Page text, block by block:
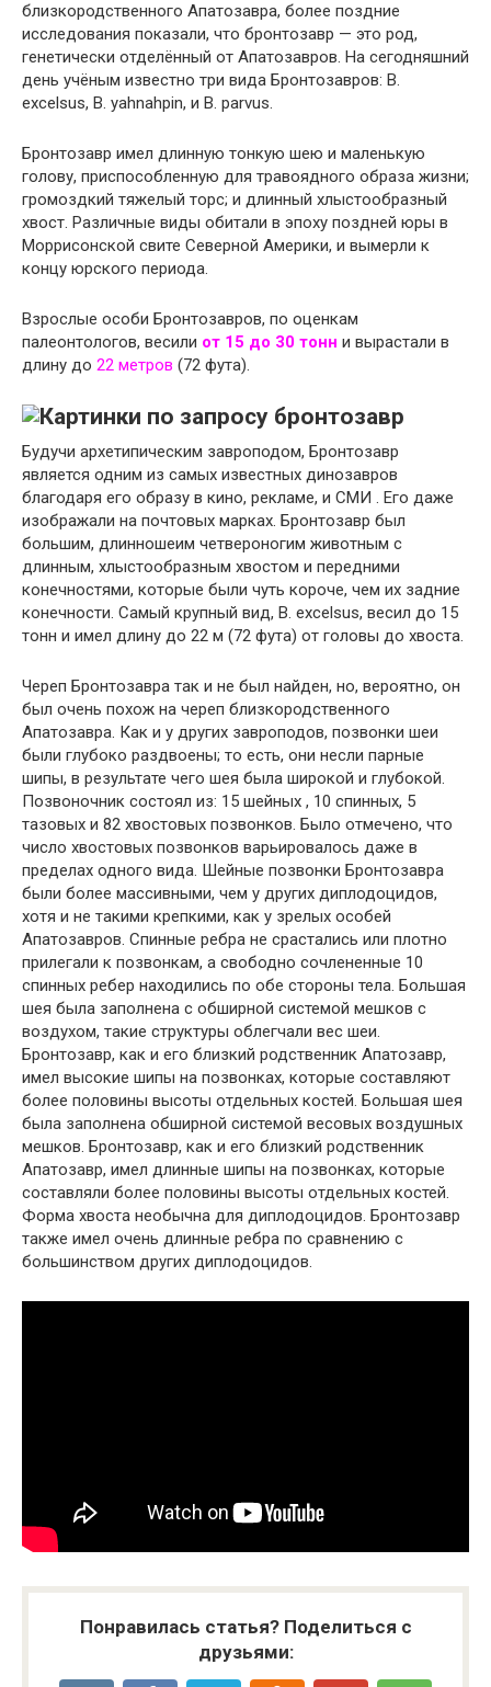
близкородственного Апатозавра, более поздние
исследования показали, что бронтозавр — это род,
генетически отделённый от Апатозавров. На сегодняшний
день учёным известно три вида Бронтозавров: B.
excelsus, B. yahnahpin, и B. parvus.
Бронтозавр имел длинную тонкую шею и маленькую
голову, приспособленную для травоядного образа жизни;
громоздкий тяжелый торс; и длинный хлыстообразный
хвост. Различные виды обитали в эпоху поздней юры в
Моррисонской свите Северной Америки, и вымерли к
концу юрского периода.
Взрослые особи Бронтозавров, по оценкам
палеонтологов, весили от 15 до 30 тонн и вырастали в
длину до 22 метров (72 фута).
Будучи архетипическим завроподом, Бронтозавр
является одним из самых известных динозавров
благодаря его образу в кино, рекламе, и СМИ . Его даже
изображали на почтовых марках. Бронтозавр был
большим, длинношеим четвероногим животным с
длинным, хлыстообразным хвостом и передними
конечностями, которые были чуть короче, чем их задние
конечности. Самый крупный вид, B. excelsus, весил до 15
тонн и имел длину до 22 м (72 фута) от головы до хвоста.
Череп Бронтозавра так и не был найден, но, вероятно, он
был очень похож на череп близкородственного
Апатозавра. Как и у других завроподов, позвонки шеи
были глубоко раздвоены; то есть, они несли парные
шипы, в результате чего шея была широкой и глубокой.
Позвоночник состоял из: 15 шейных , 10 спинных, 5
тазовых и 82 хвостовых позвонков. Было отмечено, что
число хвостовых позвонков варьировалось даже в
пределах одного вида. Шейные позвонки Бронтозавра
были более массивными, чем у других диплодоцидов,
хотя и не такими крепкими, как у зрелых особей
Апатозавров. Спинные ребра не срастались или плотно
прилегали к позвонкам, а свободно сочлененные 10
спинных ребер находились по обе стороны тела. Большая
шея была заполнена с обширной системой мешков с
воздухом, такие структуры облегчали вес шеи.
Бронтозавр, как и его близкий родственник Апатозавр,
имел высокие шипы на позвонках, которые составляют
более половины высоты отдельных костей. Большая шея
была заполнена обширной системой весовых воздушных
мешков. Бронтозавр, как и его близкий родственник
Апатозавр, имел длинные шипы на позвонках, которые
составляли более половины высоты отдельных костей.
Форма хвоста необычна для диплодоцидов. Бронтозавр
также имел очень длинные ребра по сравнению с
большинством других диплодоцидов.
Понравилась статья? Поделиться с
друзьями: